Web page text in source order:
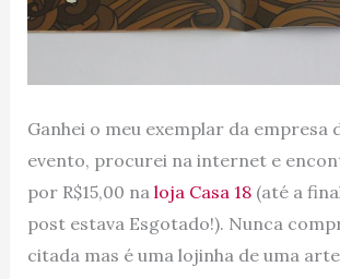
Ganhei o meu exemplar da empresa
evento, procurei na internet e
por R$15,00 na loja Casa 18 (até a
post estava Esgotado!). Nunca
citada mas é uma lojinha de uma